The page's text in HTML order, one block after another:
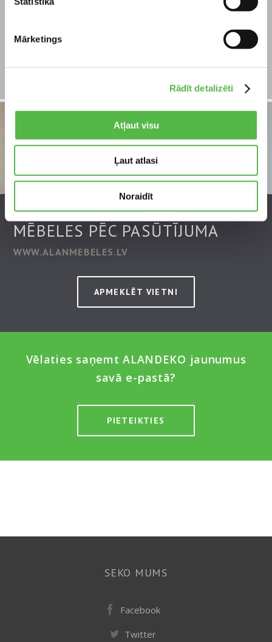
Mārketings
Rādīt detalizēti
Atļaut visu
Ļaut atlasi
Noraidīt
MĒBELES PĒC PASŪTĪJUMA
WWW.ALANMEBELES.LV
APMEKLĒT VIETNI
Vēlaties saņemt ALANDEKO jaunumus
savā e-pastā?
PIETEIKTIES
SEKO MUMS
Facebook
Twitter